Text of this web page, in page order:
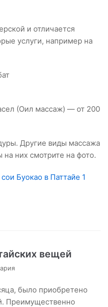
и отличается
услуги, например на
(Оил массаж) — от 200
Другие виды массажа
них смотрите на фото.
вещей
было приобретено
Преимущественно